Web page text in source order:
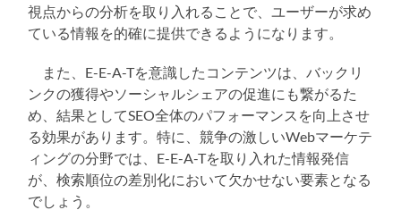
視点からの分析を取り入れることで、ユーザーが求め
ている情報を的確に提供できるようになります。
また、E-E-A-Tを意識したコンテンツは、バックリ
ンクの獲得やソーシャルシェアの促進にも繋がるた
め、結果としてSEO全体のパフォーマンスを向上させ
る効果があります。特に、競争の激しいWebマーケテ
ィングの分野では、E-E-A-Tを取り入れた情報発信
が、検索順位の差別化において欠かせない要素となる
でしょう。